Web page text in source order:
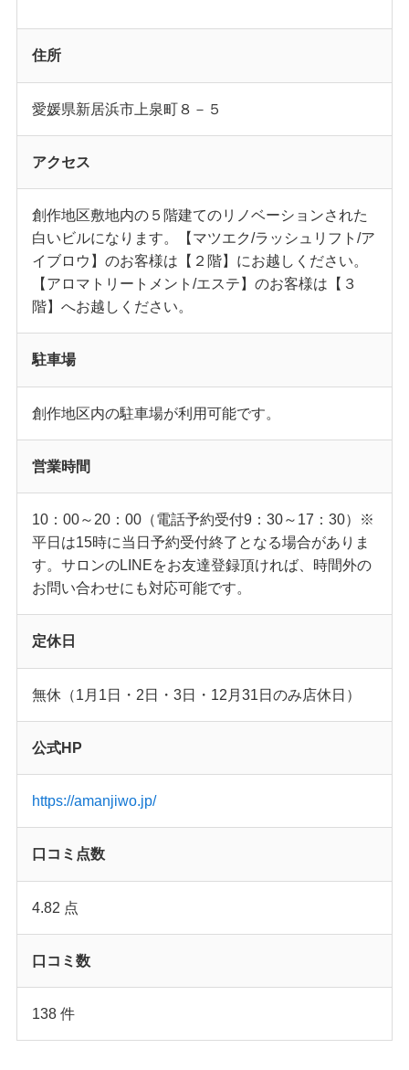
住所
愛媛県新居浜市上泉町８－５
アクセス
創作地区敷地内の５階建てのリノベーションされた
白いビルになります。【マツエク/ラッシュリフト/ア
イブロウ】のお客様は【２階】にお越しください。
【アロマトリートメント/エステ】のお客様は【３
階】へお越しください。
駐車場
創作地区内の駐車場が利用可能です。
営業時間
10：00～20：00（電話予約受付9：30～17：30）※
平日は15時に当日予約受付終了となる場合がありま
す。サロンのLINEをお友達登録頂ければ、時間外の
お問い合わせにも対応可能です。
定休日
無休（1月1日・2日・3日・12月31日のみ店休日）
公式HP
https://amanjiwo.jp/
口コミ点数
4.82 点
口コミ数
138 件